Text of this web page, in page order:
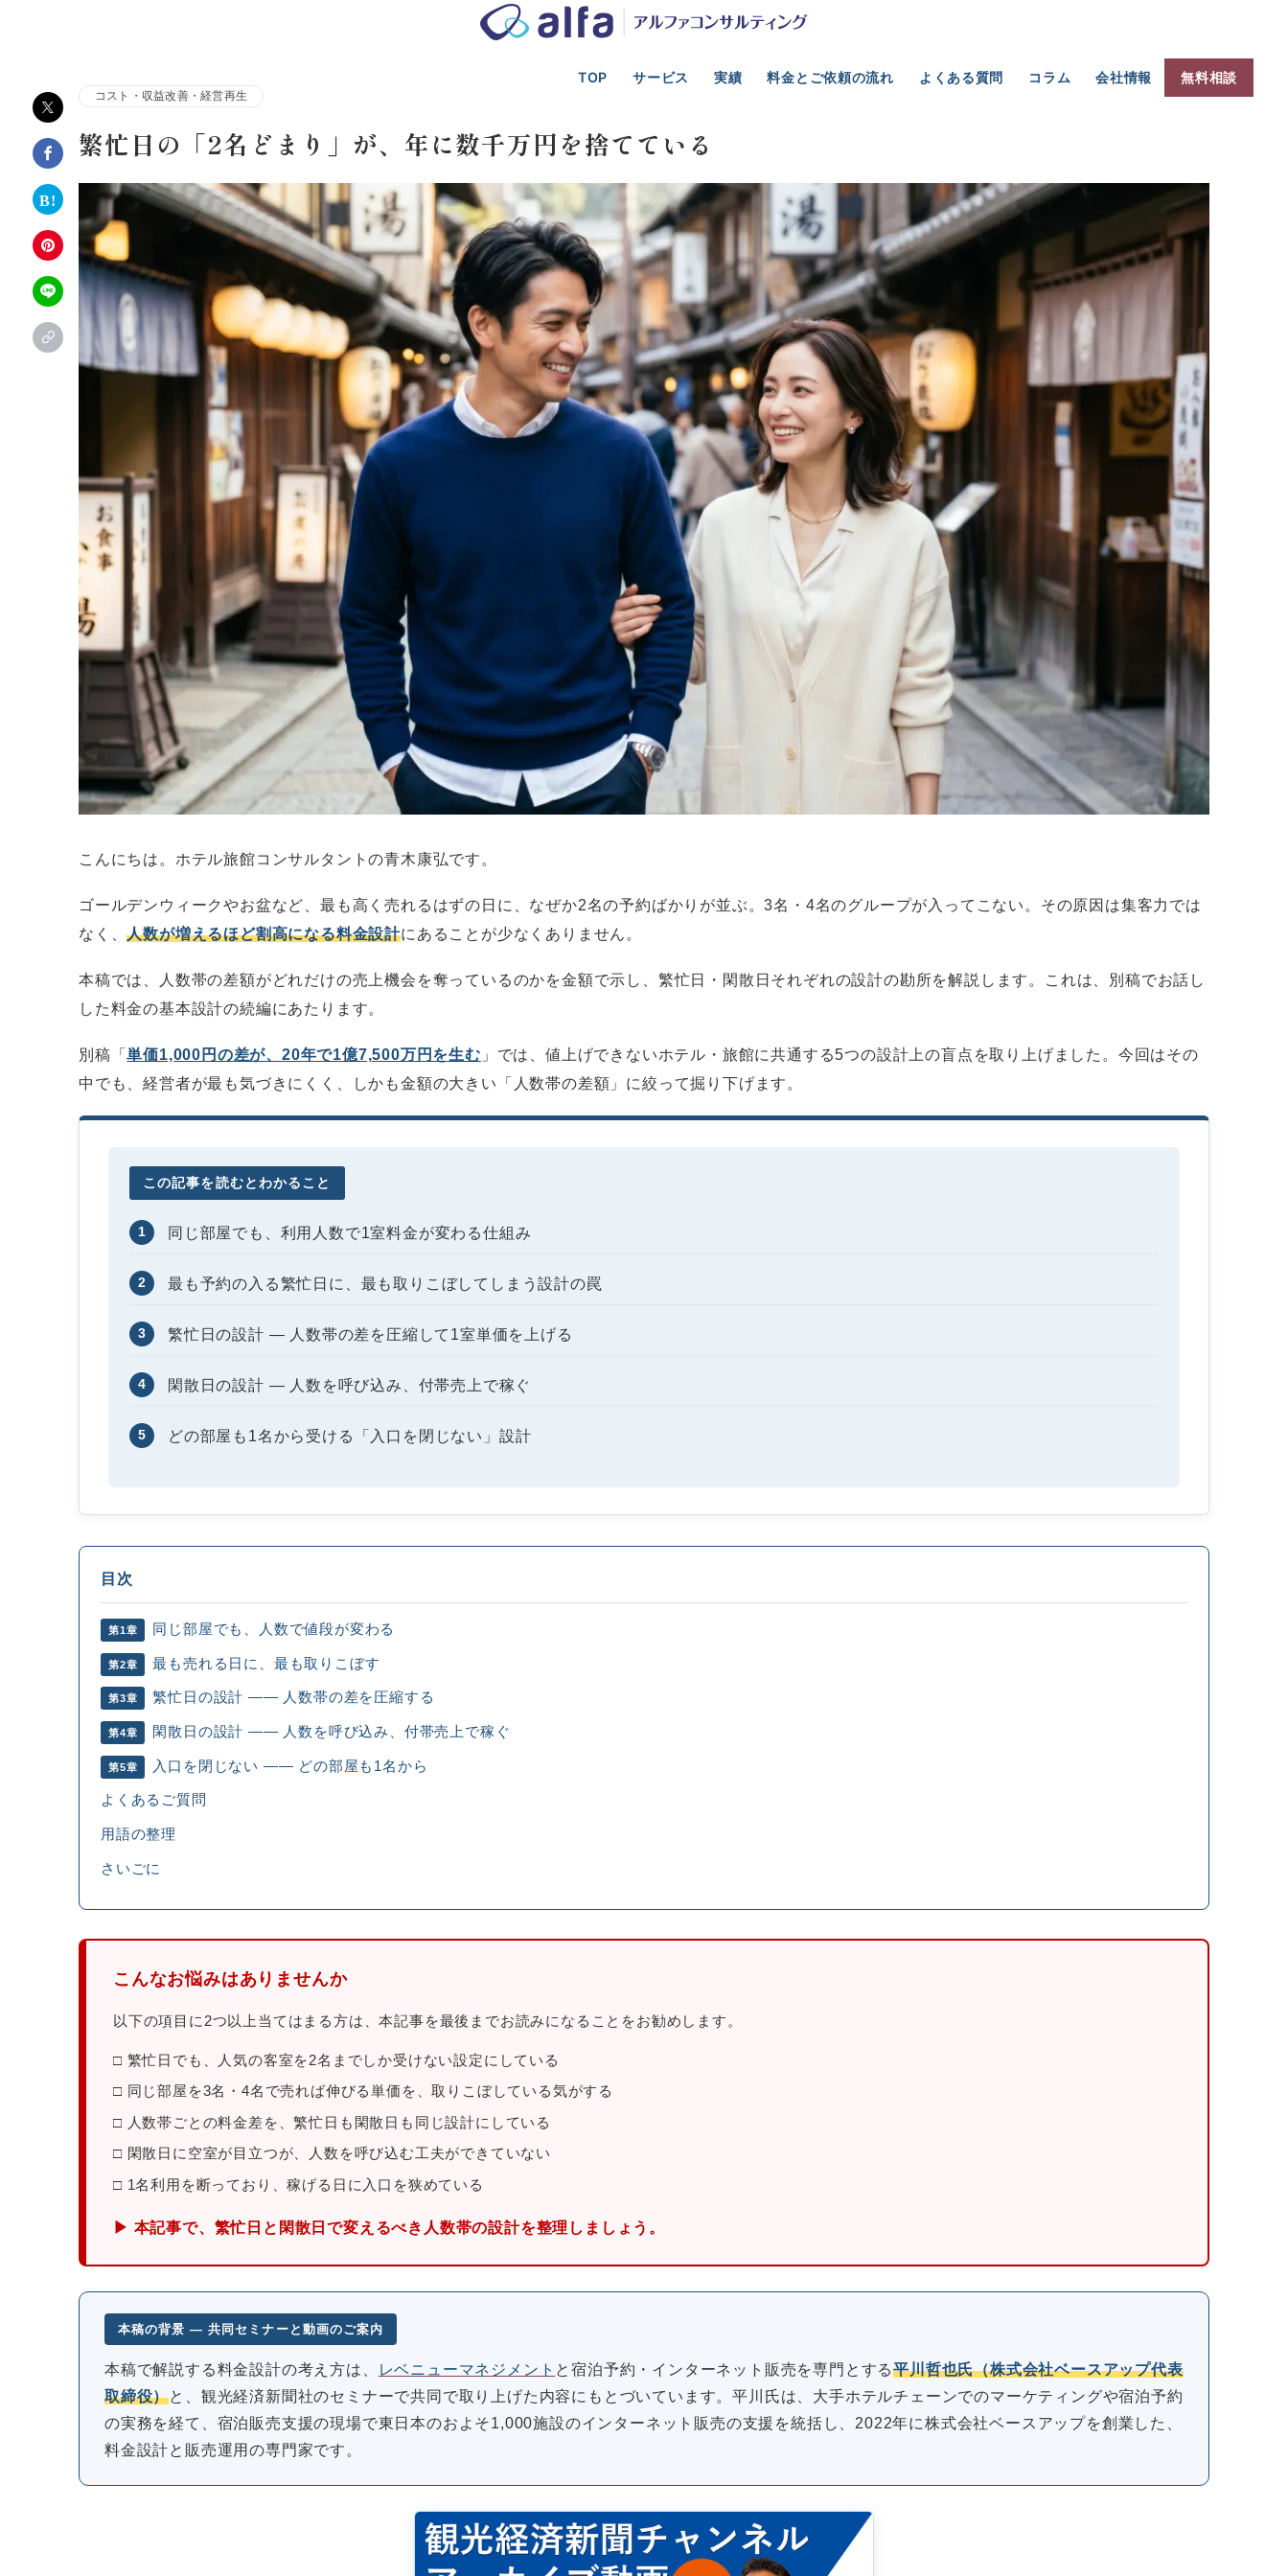
TOP サービス 実績 料金とご依頼の流れ よくある質問 コラム 会社情報 無料相談
株式会社アルファコンサルティング｜ホテル・旅館・観光業の事業計画、新規事業、資金調達、M&A支援
コスト・収益改善・経営再生
繁忙日の「2名どまり」が、年に数千万円を捨てている
こんにちは。ホテル旅館コンサルタントの青木康弘です。
ゴールデンウィークやお盆など、最も高く売れるはずの日に、なぜか2名の予約ばかりが並ぶ。3名・4名のグループが入ってこない。その原因は集客力では
なく、人数が増えるほど割高になる料金設計にあることが少なくありません。
本稿では、人数帯の差額がどれだけの売上機会を奪っているのかを金額で示し、繁忙日・閑散日それぞれの設計の勘所を解説します。これは、別稿でお話し
した料金の基本設計の続編にあたります。
別稿「単価1,000円の差が、20年で1億7,500万円を生む 」では、値上げできないホテル・旅館に共通する5つの設計上の盲点を取り上げました。今回はその
中でも、経営者が最も気づきにくく、しかも金額の大きい「人数帯の差額」に絞って掘り下げます。
この記事を読むとわかること
1 同じ部屋でも、利用人数で1室料金が変わる仕組み
2 最も予約の入る繁忙日に、最も取りこぼしてしまう設計の罠
3 繁忙日の設計 ― 人数帯の差を圧縮して1室単価を上げる
4 閑散日の設計 ― 人数を呼び込み、付帯売上で稼ぐ
5 どの部屋も1名から受ける「入口を閉じない」設計
目次
第1章 同じ部屋でも、人数で値段が変わる
第2章 最も売れる日に、最も取りこぼす
第3章 繁忙日の設計 ―― 人数帯の差を圧縮する
第4章 閑散日の設計 ―― 人数を呼び込み、付帯売上で稼ぐ
第5章 入口を閉じない ―― どの部屋も1名から
よくあるご質問
用語の整理
さいごに
こんなお悩みはありませんか
以下の項目に2つ以上当てはまる方は、本記事を最後までお読みになることをお勧めします。
□ 繁忙日でも、人気の客室を2名までしか受けない設定にしている
□ 同じ部屋を3名・4名で売れば伸びる単価を、取りこぼしている気がする
□ 人数帯ごとの料金差を、繁忙日も閑散日も同じ設計にしている
□ 閑散日に空室が目立つが、人数を呼び込む工夫ができていない
□ 1名利用を断っており、稼げる日に入口を狭めている
▶ 本記事で、繁忙日と閑散日で変えるべき人数帯の設計を整理しましょう。
本稿の背景 ― 共同セミナーと動画のご案内
本稿で解説する料金設計の考え方は、 レベニューマネジメント と宿泊予約・インターネット販売を専門とする平川哲也氏（株式会社ベースアップ代表
取締役）と、観光経済新聞社のセミナーで共同で取り上げた内容にもとづいています。平川氏は、大手ホテルチェーンでのマーケティングや宿泊予約
の実務を経て、宿泊販売支援の現場で東日本のおよそ1,000施設のインターネット販売の支援を統括し、2022年に株式会社ベースアップを創業した、
料金設計と販売運用の専門家です。